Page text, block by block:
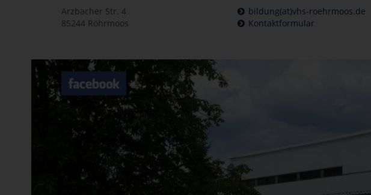
Arzbacher Str. 4
85244 Röhrmoos
bildung(at)vhs-roehrmoos.de
Kontaktformular